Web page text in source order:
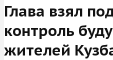
Глава взял
контроль
жителей